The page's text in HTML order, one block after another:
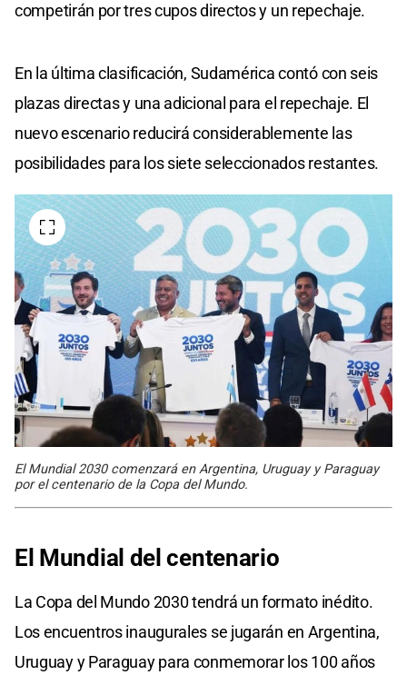
competirán por tres cupos directos y un repechaje.
En la última clasificación, Sudamérica contó con seis
plazas directas y una adicional para el repechaje. El
nuevo escenario reducirá considerablemente las
posibilidades para los siete seleccionados restantes.
El Mundial 2030 comenzará en Argentina, Uruguay y Paraguay
por el centenario de la Copa del Mundo.
El Mundial del centenario
La Copa del Mundo 2030 tendrá un formato inédito.
Los encuentros inaugurales se jugarán en Argentina,
Uruguay y Paraguay para conmemorar los 100 años